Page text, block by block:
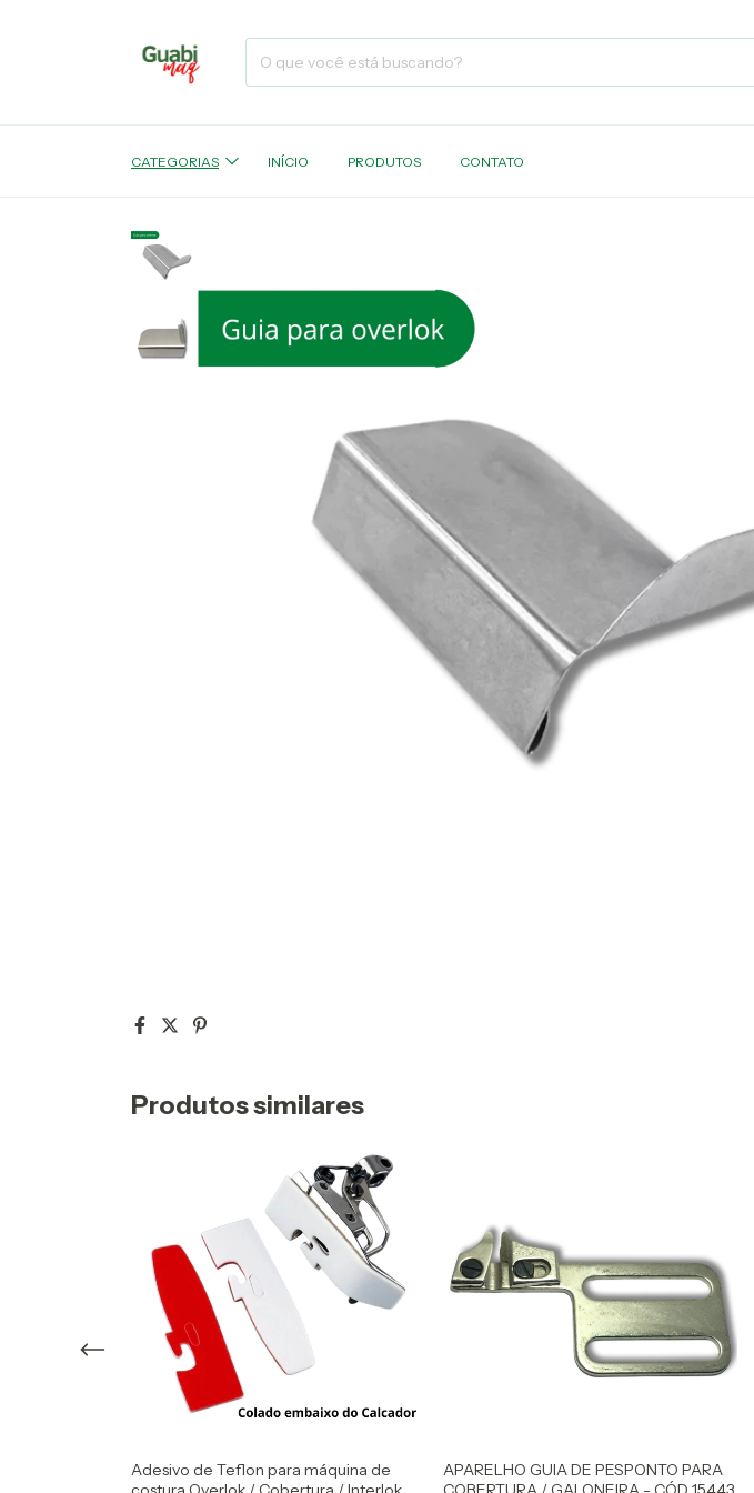
CATEGORIAS INÍCIO PRODUTOS CONTATO
Produtos similares
Adesivo de Teflon para máquina de
APARELHO GUIA DE PESPONTO PARA